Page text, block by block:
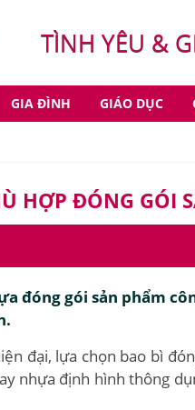
TÌNH YÊU &
GIA ĐÌNH GIÁO DỤC
HỢP ĐÓNG GÓI
đóng gói sản phẩm
đại, lựa chọn bao bì
nhựa định hình thông